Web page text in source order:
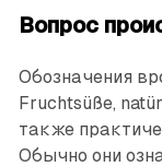
Вопрос
Обозначения
Fruchtsüße,
также
Обычно они